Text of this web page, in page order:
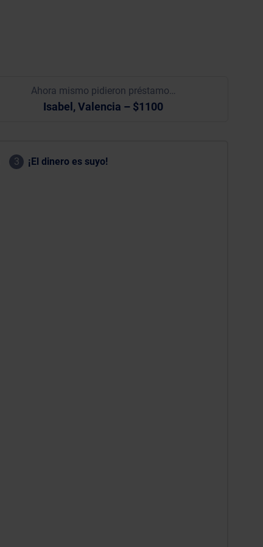
Ahora mismo pidieron préstamo…
Isabel, Valencia – $1100
3 ¡El dinero es suyo!